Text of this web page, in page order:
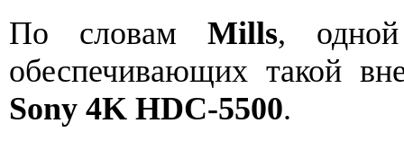
По словам Mills,
обеспечивающих такой
Sony 4K HDC-5500.